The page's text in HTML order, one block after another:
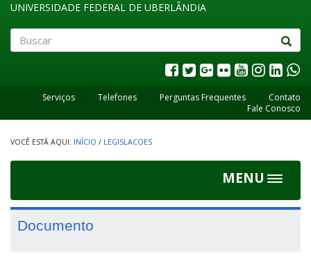
UNIVERSIDADE FEDERAL DE UBERLÂNDIA
Serviços Telefones Perguntas Frequentes
Contato
Fale Conosco
INÍCIO / LEGISLACOES
MENU
Toggle
Documento